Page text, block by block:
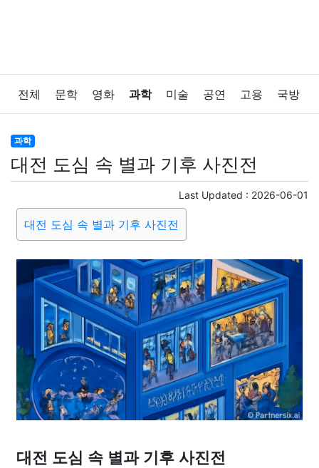
전체 문학 영화 과학 미술 공연 고용 국방
법률
보건 질병 가요 방송 일상 주식 암호화폐
블록체인 결혼 육아 반려동물
게임 스포츠 사진 대출 자동차 취미 여행
IT 컴퓨터 기술 종교 사회 정치
의료 의학 경제 마케팅 부동산 외국어 교육
교통 생활 기타
과학
대전 도심 속 별과 기후 사진전
Last Updated : 2026-06-01
대전 도심 속 별과 기후 사진전
대전 도심 속 별과 기후 사진전